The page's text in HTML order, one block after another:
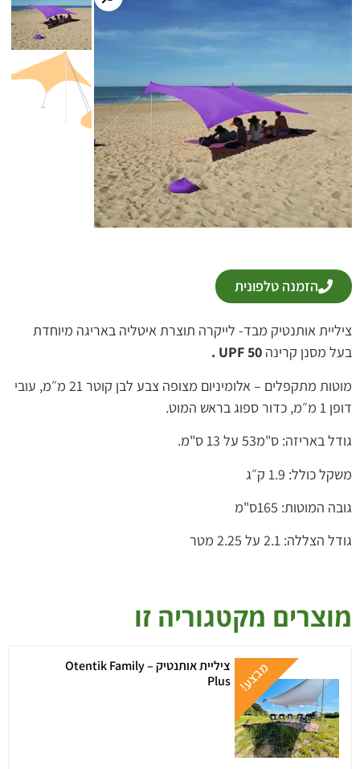
הזמנה טלפונית
ציליית אותנטיק מבד- לייקרה תוצרת איטליה באריגה מיוחדת
בעל מסנן קרינה UPF 50 .
מוטות מתקפלים – אלומיניום מצופה צבע לבן קוטר 21 מ״מ, עובי
דופן 1 מ״מ, כדור ספוג בראש המוט.
גודל באריזה: ס"מ53 על 13 ס"מ.
משקל כולל: 1.9 ק״ג
גובה המוטות: 165ס"מ
גודל הצללה: 2.1 על 2.25 מטר
מוצרים מקטגוריה זו
ציליית אותנטיק – Otentik Family
Plus